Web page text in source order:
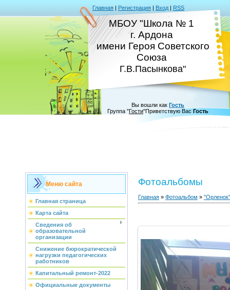
Главная | Регистрация | Вход | RSS
МБОУ "Школа № 1
г. Ардона
имени Героя Советского
Союза
Г.В.Пасынкова"
Вы вошли как Гость
Группа "Гости"Приветствую Вас Гость
Меню сайта
Главная страница
Карта сайта
Сведения об
образовательной
организации
Снижение бюрократической
нагрузки педагогических
работников
Капитальный ремонт-2022
Официальные документы
Фотоальбомы
Главная » Фотоальбом » "Орленок"